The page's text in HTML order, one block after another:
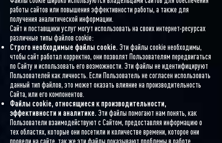
работы сайтов или повышения эффективности работы, а также для
получения аналитической информации.
Сайт и поставщики услуг могут использовать на своих интернет-ресурсах
различные типы файлов cookie:
Строго необходимые файлы cookie. Эти файлы cookie необходимы,
чтобы сайт работал корректно, они позволят Пользователям передвигаться
по Сайту и использовать его возможности. Эти файлы не идентифицируют
Пользователей как личность. Если Пользователь не согласен использовать
данный тип файлов, это может оказать влияние на производительность
Сайта, или его компонентов.
Файлы cookie, относящиеся к производительности,
эффективности и аналитике. Эти файлы помогают нам понять, как
Пользователи взаимодействуют с Сайтом, предоставляя информацию о
тех областях, которые они посетили и количестве времени, которое они
провели на сайте, так же эти файлы показывают проблемы в работе